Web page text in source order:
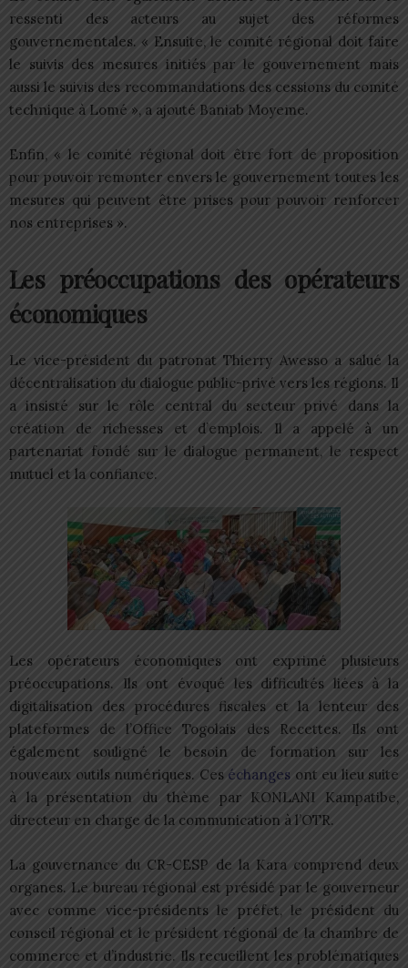
ressenti des acteurs au sujet des réformes
gouvernementales. « Ensuite, le comité régional doit faire
le suivis des mesures initiés par le gouvernement mais
aussi le suivis des recommandations des cessions du comité
technique à Lomé », a ajouté Baniab Moyeme.
Enfin, « le comité régional doit être fort de proposition
pour pouvoir remonter envers le gouvernement toutes les
mesures qui peuvent être prises pour pouvoir renforcer
nos entreprises ».
Les préoccupations des opérateurs
économiques
Le vice-président du patronat Thierry Awesso a salué la
décentralisation du dialogue public-privé vers les régions. Il
a insisté sur le rôle central du secteur privé dans la
création de richesses et d’emplois. Il a appelé à un
partenariat fondé sur le dialogue permanent, le respect
mutuel et la confiance.
Les opérateurs économiques ont exprimé plusieurs
préoccupations. Ils ont évoqué les difficultés liées à la
digitalisation des procédures fiscales et la lenteur des
plateformes de l’Office Togolais des Recettes. Ils ont
également souligné le besoin de formation sur les
nouveaux outils numériques. Ces échanges ont eu lieu suite
à la présentation du thème par KONLANI Kampatibe,
directeur en charge de la communication à l’OTR.
La gouvernance du CR-CESP de la Kara comprend deux
organes. Le bureau régional est présidé par le gouverneur
avec comme vice-présidents le préfet, le président du
conseil régional et le président régional de la chambre de
commerce et d’industrie. Ils recueillent les problématiques